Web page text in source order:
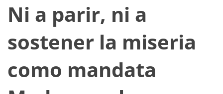
Ni a parir, ni a
sostener la miseria
como mandata